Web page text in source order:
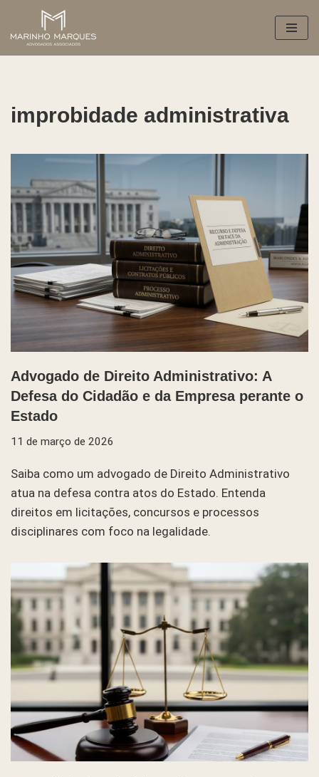
Pular
para
improbidade administrativa
Advogado de Direito Administrativo: A
Defesa do Cidadão e da Empresa perante o
Estado
11 de março de 2026
Saiba como um advogado de Direito Administrativo
atua na defesa contra atos do Estado. Entenda
direitos em licitações, concursos e processos
disciplinares com foco na legalidade.